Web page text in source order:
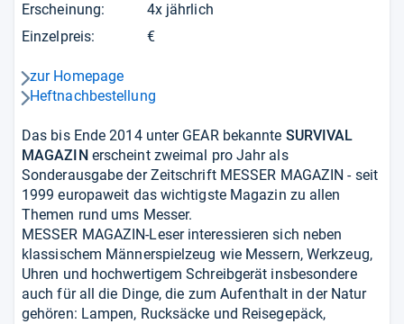
Erscheinung:
Einzelpreis:
4x jährlich
€
pfeil_navi_rechtszur Homepage
pfeil_navi_rechtsHeftnachbestellung
Das bis Ende 2014 unter GEAR bekannte SURVIVAL
MAGAZIN erscheint zweimal pro Jahr als
Sonderausgabe der Zeitschrift MESSER MAGAZIN - seit
1999 europaweit das wichtigste Magazin zu allen
Themen rund ums Messer.
MESSER MAGAZIN-Leser interessieren sich neben
klassischem Männerspielzeug wie Messern, Werkzeug,
Uhren und hochwertigem Schreibgerät insbesondere
auch für all die Dinge, die zum Aufenthalt in der Natur
gehören: Lampen, Rucksäcke und Reisegepäck,